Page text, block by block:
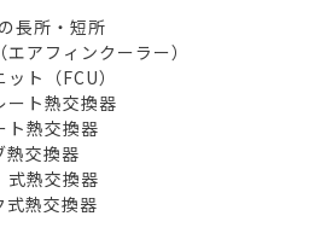
長所・短所
アフィンクーラー）
ト（FCU）
ト熱交換器
熱交換器
交換器
熱交換器
熱交換器